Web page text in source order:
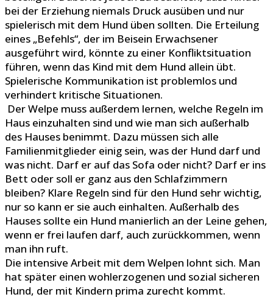
bei der Erziehung niemals Druck ausüben und nur
spielerisch mit dem Hund üben sollten. Die Erteilung
eines „Befehls“, der im Beisein Erwachsener
ausgeführt wird, könnte zu einer Konfliktsituation
führen, wenn das Kind mit dem Hund allein übt.
Spielerische Kommunikation ist problemlos und
verhindert kritische Situationen.
Der Welpe muss außerdem lernen, welche Regeln im
Haus einzuhalten sind und wie man sich außerhalb
des Hauses benimmt. Dazu müssen sich alle
Familienmitglieder einig sein, was der Hund darf und
was nicht. Darf er auf das Sofa oder nicht? Darf er ins
Bett oder soll er ganz aus den Schlafzimmern
bleiben? Klare Regeln sind für den Hund sehr wichtig,
nur so kann er sie auch einhalten. Außerhalb des
Hauses sollte ein Hund manierlich an der Leine gehen,
wenn er frei laufen darf, auch zurückkommen, wenn
man ihn ruft.
Die intensive Arbeit mit dem Welpen lohnt sich. Man
hat später einen wohlerzogenen und sozial sicheren
Hund, der mit Kindern prima zurecht kommt.